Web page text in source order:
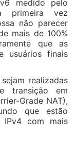
medido pelo
primeira vez
não parecer
mais de 100%
que as
usuários finais
realizadas
transição em
Grade NAT),
que estão
IPv4 com mais